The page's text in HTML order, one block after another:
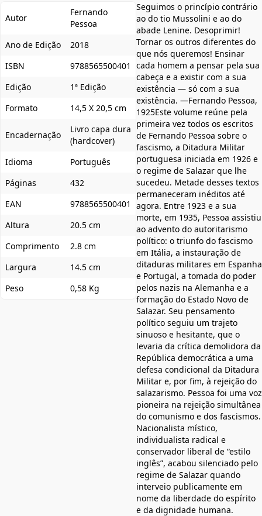
Autor
Fernando
Pessoa
Ano de Edição
2018
ISBN
9788565500401
Edição
1ª Edição
Formato
14,5 X 20,5 cm
Encadernação
Livro capa dura
(hardcover)
Idioma
Português
Páginas
432
EAN
9788565500401
Altura
20.5 cm
Comprimento
2.8 cm
Largura
14.5 cm
Peso
0,58 Kg
Seguimos o princípio contrário
ao do tio Mussolini e ao do
abade Lenine. Desoprimir!
Tornar os outros diferentes do
que nós queremos! Ensinar
cada homem a pensar pela sua
cabeça e a existir com a sua
existência — só com a sua
existência. —Fernando Pessoa,
1925Este volume reúne pela
primeira vez todos os escritos
de Fernando Pessoa sobre o
fascismo, a Ditadura Militar
portuguesa iniciada em 1926 e
o regime de Salazar que lhe
sucedeu. Metade desses textos
permaneceram inéditos até
agora. Entre 1923 e a sua
morte, em 1935, Pessoa assistiu
ao advento do autoritarismo
político: o triunfo do fascismo
em Itália, a instauração de
ditaduras militares em Espanha
e Portugal, a tomada do poder
pelos nazis na Alemanha e a
formação do Estado Novo de
Salazar. Seu pensamento
político seguiu um trajeto
sinuoso e hesitante, que o
levaria da crítica demolidora da
República democrática a uma
defesa condicional da Ditadura
Militar e, por fim, à rejeição do
salazarismo. Pessoa foi uma voz
pioneira na rejeição simultânea
do comunismo e dos fascismos.
Nacionalista místico,
individualista radical e
conservador liberal de “estilo
inglês”, acabou silenciado pelo
regime de Salazar quando
interveio publicamente em
nome da liberdade do espírito
e da dignidade humana.